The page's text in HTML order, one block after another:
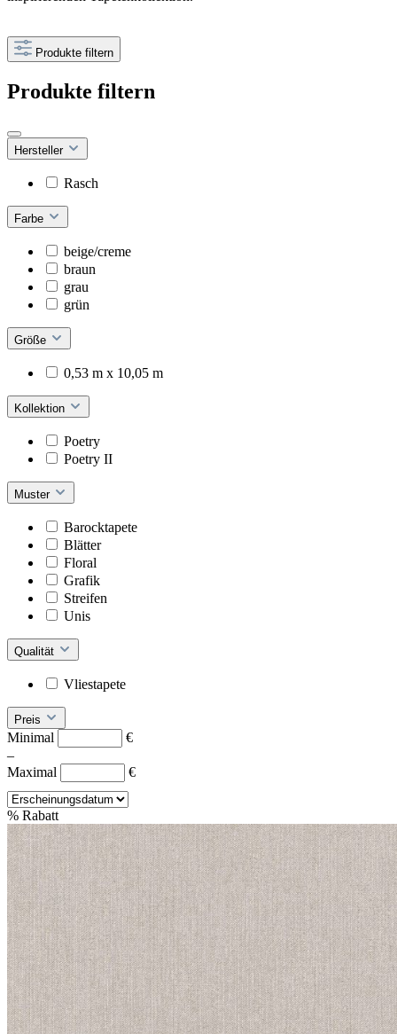
Produkte filtern
Produkte filtern
Hersteller
Rasch
Farbe
beige/creme
braun
grau
grün
Größe
0,53 m x 10,05 m
Kollektion
Poetry
Poetry II
Muster
Barocktapete
Blätter
Floral
Grafik
Streifen
Unis
Qualität
Vliestapete
Preis
Minimal
€
–
Maximal
€
% Rabatt